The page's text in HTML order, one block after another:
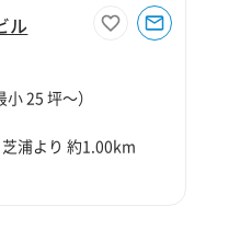
ル
25 坪～）
浦より 約1.00km